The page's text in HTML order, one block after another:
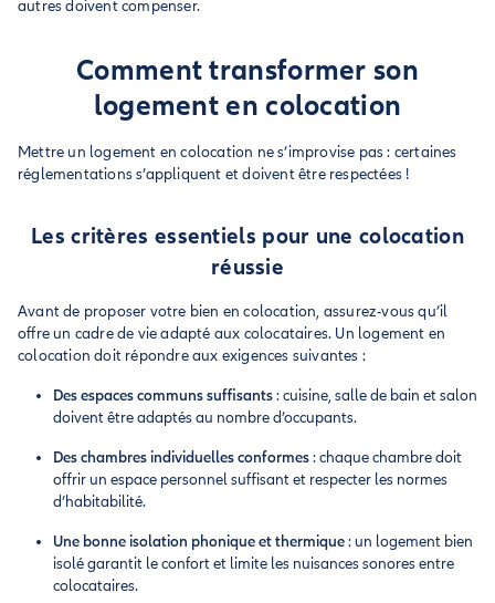
autres doivent compenser.
Comment transformer son
logement en colocation
Mettre un logement en colocation ne s’improvise pas : certaines
réglementations s’appliquent et doivent être respectées !
Les critères essentiels pour une colocation
réussie
Avant de proposer votre bien en colocation, assurez-vous qu’il
offre un cadre de vie adapté aux colocataires. Un logement en
colocation doit répondre aux exigences suivantes :
Des espaces communs suffisants: cuisine, salle de bain et salon
doivent être adaptés au nombre d’occupants.
Des chambres individuelles conformes: chaque chambre doit
offrir un espace personnel suffisant et respecter les normes
d’habitabilité.
Une bonne isolation phonique et thermique: un logement bien
isolé garantit le confort et limite les nuisances sonores entre
colocataires.